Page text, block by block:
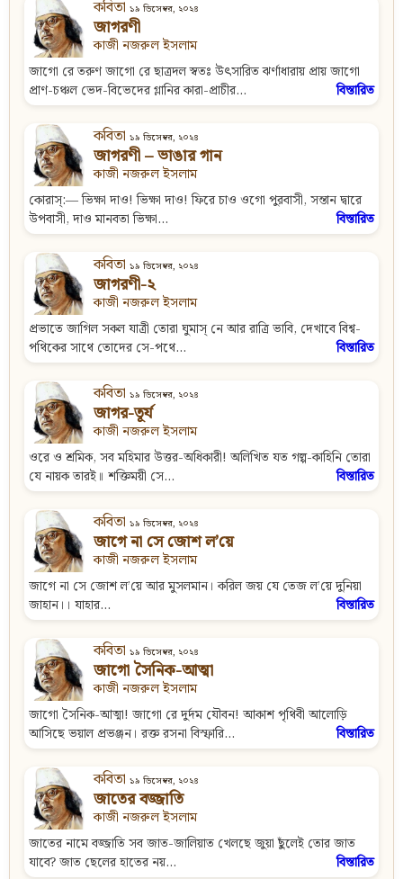
কবিতা ১৯ ডিসেম্বর, ২০২৪
জাগরণী
কাজী নজরুল ইসলাম
জাগো রে তরুণ জাগো রে ছাত্রদল স্বতঃ উৎসারিত ঝর্ণাধারায় প্রায় জাগো
প্রাণ-চঞ্চল ভেদ-বিভেদের গ্লানির কারা-প্রাচীর...
বিস্তারিত
কবিতা ১৯ ডিসেম্বর, ২০২৪
জাগরণী – ভাঙার গান
কাজী নজরুল ইসলাম
কোরাস্:— ভিক্ষা দাও! ভিক্ষা দাও! ফিরে চাও ওগো পুরবাসী, সন্তান দ্বারে
উপবাসী, দাও মানবতা ভিক্ষা...
বিস্তারিত
কবিতা ১৯ ডিসেম্বর, ২০২৪
জাগরণী-২
কাজী নজরুল ইসলাম
প্রভাতে জাগিল সকল যাত্রী তোরা ঘুমাস্ নে আর রাত্রি ভাবি, দেখাবে বিশ্ব-
পথিকের সাথে তোদের সে-পথে...
বিস্তারিত
কবিতা ১৯ ডিসেম্বর, ২০২৪
জাগর-তূর্য
কাজী নজরুল ইসলাম
ওরে ও শ্রমিক, সব মহিমার উত্তর-অধিকারী! অলিখিত যত গল্প-কাহিনি তোরা
যে নায়ক তারই॥ শক্তিময়ী সে...
বিস্তারিত
কবিতা ১৯ ডিসেম্বর, ২০২৪
জাগে না সে জোশ ল’য়ে
কাজী নজরুল ইসলাম
জাগে না সে জোশ ল’য়ে আর মুসলমান। করিল জয় যে তেজ ল’য়ে দুনিয়া
জাহান।। যাহার...
বিস্তারিত
কবিতা ১৯ ডিসেম্বর, ২০২৪
জাগো সৈনিক-আত্মা
কাজী নজরুল ইসলাম
জাগো সৈনিক-আত্মা! জাগো রে দুর্দম যৌবন! আকাশ পৃথিবী আলোড়ি
আসিছে ভয়াল প্রভঞ্জন। রক্ত রসনা বিস্ফারি...
বিস্তারিত
কবিতা ১৯ ডিসেম্বর, ২০২৪
জাতের বজ্জাতি
কাজী নজরুল ইসলাম
জাতের নামে বজ্জাতি সব জাত-জালিয়াত খেলছে জুয়া ছুঁলেই তোর জাত
যাবে? জাত ছেলের হাতের নয়...
বিস্তারিত